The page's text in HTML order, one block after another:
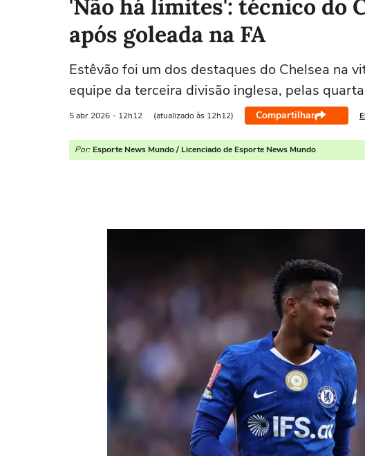
'Não há limites': técnico do
após goleada na FA
Estêvão foi um dos destaques do Chelsea na
equipe da terceira divisão inglesa, pelas
5 abr 2026 - 12h12 (atualizado às 12h12) Compartilhar
Por: Esporte News Mundo / Licenciado de Esporte News Mundo